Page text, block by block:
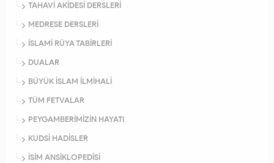
TAHAVİ AKİDESİ DERSLERİ
MEDRESE DERSLERİ
İSLAMİ RÜYA TABİRLERİ
DUALAR
BÜYÜK İSLAM İLMİHALİ
TÜM FETVALAR
PEYGAMBERİMİZİN HAYATI
KUDSİ HADİSLER
İSİM ANSİKLOPEDİSİ